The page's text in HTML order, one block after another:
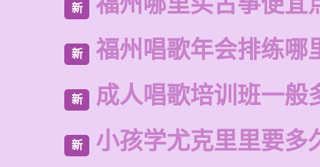
新
新 福州唱歌年会排练哪
新 成人唱歌培训班一般
新 小孩学尤克里里要多